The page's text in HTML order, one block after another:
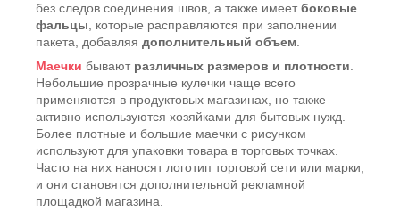
без следов соединения швов, а также имеетбоковые
фальцы, которые расправляются при заполнении
пакета, добавляя дополнительный объем.
Маечки бывают различных размеров и плотности.
Небольшие прозрачные кулечки чаще всего
применяются в продуктовых магазинах, но также
активно используются хозяйками для бытовых нужд.
Более плотные и большие маечки с рисунком
используют для упаковки товара в торговых точках.
Часто на них наносят логотип торговой сети или марки,
и они становятся дополнительной рекламной
площадкой магазина.